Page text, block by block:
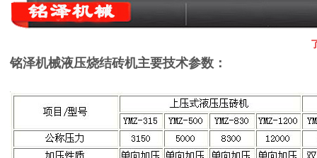
铭泽机械液压烧结砖机主要技术参数：